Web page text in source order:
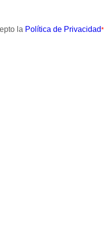
la Política de Privacidad*